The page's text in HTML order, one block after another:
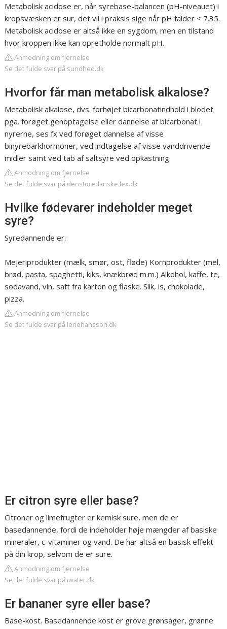
Metabolisk acidose er, når syrebase-balancen (pH-niveauet) i
kropsvæsken er sur, det vil i praksis sige når pH falder < 7.35.
Metabolisk acidose er altså ikke en sygdom, men en tilstand
hvor kroppen ikke kan opretholde normalt pH.
Anmodning om fjernelse
Se det fulde svar på sundhed.dk
Hvorfor får man metabolisk alkalose?
Metabolisk alkalose, dvs. forhøjet bicarbonatindhold i blodet
pga. forøget genoptagelse eller dannelse af bicarbonat i
nyrerne, ses fx ved forøget dannelse af visse
binyrebarkhormoner, ved indtagelse af visse vanddrivende
midler samt ved tab af saltsyre ved opkastning.
Anmodning om fjernelse
Se det fulde svar på denstoredanske.lex.dk
Hvilke fødevarer indeholder meget
syre?
Syredannende er:
Mejeriprodukter (mælk, smør, ost, fløde) Kornprodukter (mel,
brød, pasta, spaghetti, kiks, knækbrød m.m.) Alkohol, kaffe, te,
sodavand, vin, saft fra karton og flaske. Slik, is, chokolade,
pizza.
Anmodning om fjernelse
Se det fulde svar på lenehansson.dk
Er citron syre eller base?
Citroner og limefrugter er kemisk sure, men de er
basedannende, fordi de indeholder høje mængder af basiske
mineraler, c-vitaminer og vand. De har altså en basisk effekt
på din krop, selvom de er sure.
Anmodning om fjernelse
Se det fulde svar på iwater.dk
Er bananer syre eller base?
Base-kost. Basedannende kost er grove grønsager, grønne